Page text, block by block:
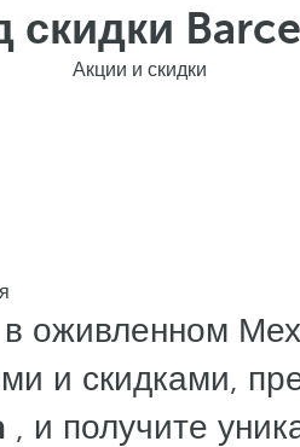
Акции и скидки
оживленном
и скидками,
, и получите